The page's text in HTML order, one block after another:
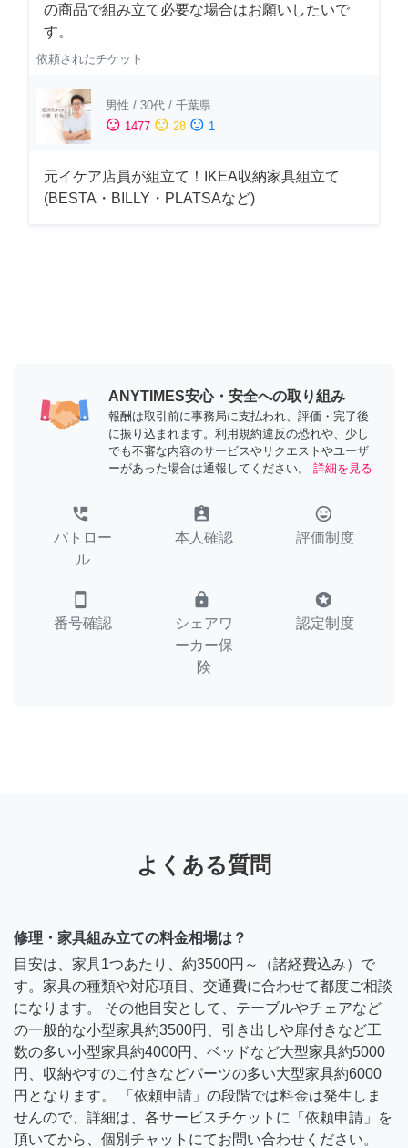
の商品で組み立て必要な場合はお願いしたいで
す。
依頼されたチケット
男性 / 30代 / 千葉県
sentiment_satisfied 1477 sentiment_neutral 28 sentiment_dissatisfied 1
元イケア店員が組立て！IKEA収納家具組立て
(BESTA・BILLY・PLATSAなど)
ANYTIMES安心・安全への取り組み
報酬は取引前に事務局に支払われ、評価・完了後
に振り込まれます。利用規約違反の恐れや、少し
でも不審な内容のサービスやリクエストやユーザ
ーがあった場合は通報してください。
詳細を見る
perm_phone_msg
パトロー
ル
assignment_ind
本人確認
tag_faces
評価制度
smartphone
番号確認
lock
シェアワ
ーカー保
険
stars
認定制度
よくある質問
修理・家具組み立ての料金相場は？
目安は、家具1つあたり、約3500円～（諸経費込み）で
す。家具の種類や対応項目、交通費に合わせて都度ご相談
になります。 その他目安として、テーブルやチェアなど
の一般的な小型家具約3500円、引き出しや扉付きなど工
数の多い小型家具約4000円、ベッドなど大型家具約5000
円、収納やすのこ付きなどパーツの多い大型家具約6000
円となります。 「依頼申請」の段階では料金は発生しま
せんので、詳細は、各サービスチケットに「依頼申請」を
頂いてから、個別チャットにてお問い合わせください。